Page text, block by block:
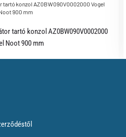
tartó konzol AZ0BW090V0002000 Vogel
900 mm
tartó konzol AZ0BW090V0002000
Noot 900 mm